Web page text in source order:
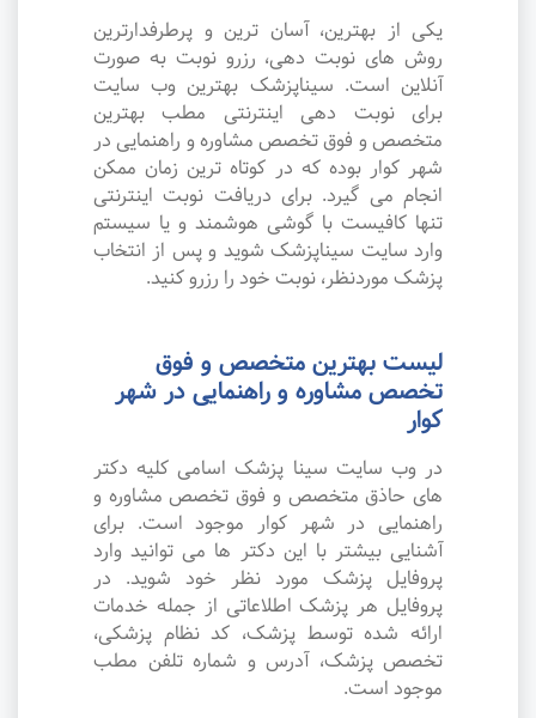
یکی از بهترین، آسان ترین و پرطرفدارترین
روش های نوبت دهی، رزرو نوبت به صورت
آنلاین است. سیناپزشک بهترین وب سایت
برای نوبت دهی اینترنتی مطب بهترین
متخصص و فوق تخصص مشاوره و راهنمایی در
شهر کوار بوده که در کوتاه ترین زمان ممکن
انجام می گیرد. برای دریافت نوبت اینترنتی
تنها کافیست با گوشی هوشمند و یا سیستم
وارد سایت سیناپزشک شوید و پس از انتخاب
پزشک موردنظر، نوبت خود را رزرو کنید.
لیست بهترین متخصص و فوق
تخصص مشاوره و راهنمایی در شهر
کوار
در وب سایت سینا پزشک اسامی کلیه دکتر
های حاذق متخصص و فوق تخصص مشاوره و
راهنمایی در شهر کوار موجود است. برای
آشنایی بیشتر با این دکتر ها می توانید وارد
پروفایل پزشک مورد نظر خود شوید. در
پروفایل هر پزشک اطلاعاتی از جمله خدمات
ارائه شده توسط پزشک، کد نظام پزشکی،
تخصص پزشک، آدرس و شماره تلفن مطب
موجود است.